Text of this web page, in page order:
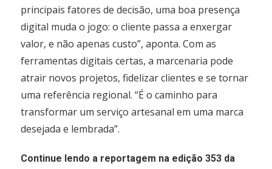
principais fatores de decisão, uma boa presença
digital muda o jogo: o cliente passa a enxergar
valor, e não apenas custo”, aponta. Com as
ferramentas digitais certas, a marcenaria pode
atrair novos projetos, fidelizar clientes e se tornar
uma referência regional. “É o caminho para
transformar um serviço artesanal em uma marca
desejada e lembrada”.
Continue lendo a reportagem na edição 353 da